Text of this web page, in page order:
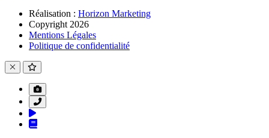
Réalisation : Horizon Marketing
Copyright 2026
Mentions Légales
Politique de confidentialité